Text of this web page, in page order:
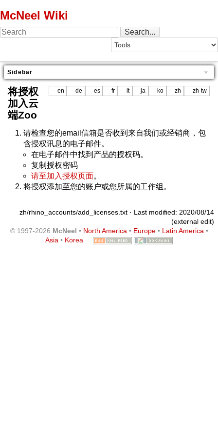
McNeel Wiki
Sidebar
en de es fr it ja ko zh zh-tw
将授权
加入云
端Zoo
请检查您的email信箱是否收到来自我们或经销商，包
含授权讯息的电子邮件。
在电子邮件中找到产品的授权码。
复制授权密码
请至加入授权页面。
将授权添加至您的账户或您所属的工作组。
zh/rhino_accounts/add_licenses.txt · Last modified: 2020/08/14
(external edit)
© 1997-2026 McNeel • North America • Europe• Latin America •
Asia • Korea